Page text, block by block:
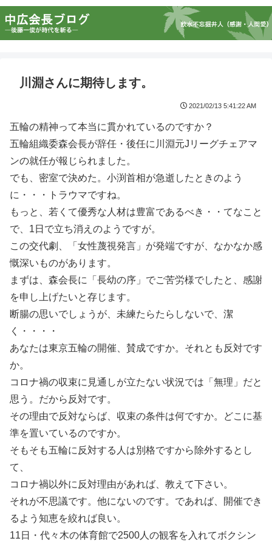
川淵さんに期待します。
2021/02/13 5:41:22 AM
五輪の精神って本当に貫かれているのですか？
五輪組織委森会長が辞任・後任に川淵元Jリーグチェアマ
ンの就任が報じられました。
でも、密室で決めた。小渕首相が急逝したときのよう
に・・・トラウマですね。
もっと、若くて優秀な人材は豊富であるべき・・てなこと
で、1日で立ち消えのようですが。
この交代劇、「女性蔑視発言」が発端ですが、なかなか感
慨深いものがあります。
まずは、森会長に「長幼の序」でご苦労様でしたと、感謝
を申し上げたいと存じます。
断腸の思いでしょうが、未練たらたらしないで、潔
く・・・・
あなたは東京五輪の開催、賛成ですか。それとも反対です
か。
コロナ禍の収束に見通しが立たない状況では「無理」だと
思う。だから反対です。
その理由で反対ならば、収束の条件は何ですか。どこに基
準を置いているのですか。
そもそも五輪に反対する人は別格ですから除外するとし
て、
コロナ禍以外に反対理由があれば、教えて下さい。
それが不思議です。他にないのです。であれば、開催でき
るよう知恵を絞れば良い。
11日・代々木の体育館で2500人の観客を入れてボクシン